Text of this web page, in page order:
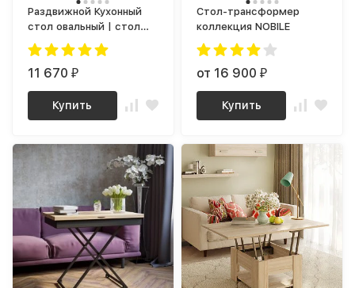
Раздвижной Кухонный
стол овальный | стол
Обеденный раскладной
трансформер для кухни
Домино МДФ белый
11 670₽
Купить
Стол-трансформер
коллекция NOBILE
от 16 900₽
Купить